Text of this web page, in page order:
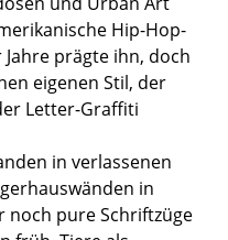
Hip-Hop-
prägte ihn, doch
eigenen Stil, der
Letter-Graffiti
in verlassenen
in
noch pure Schriftzüge